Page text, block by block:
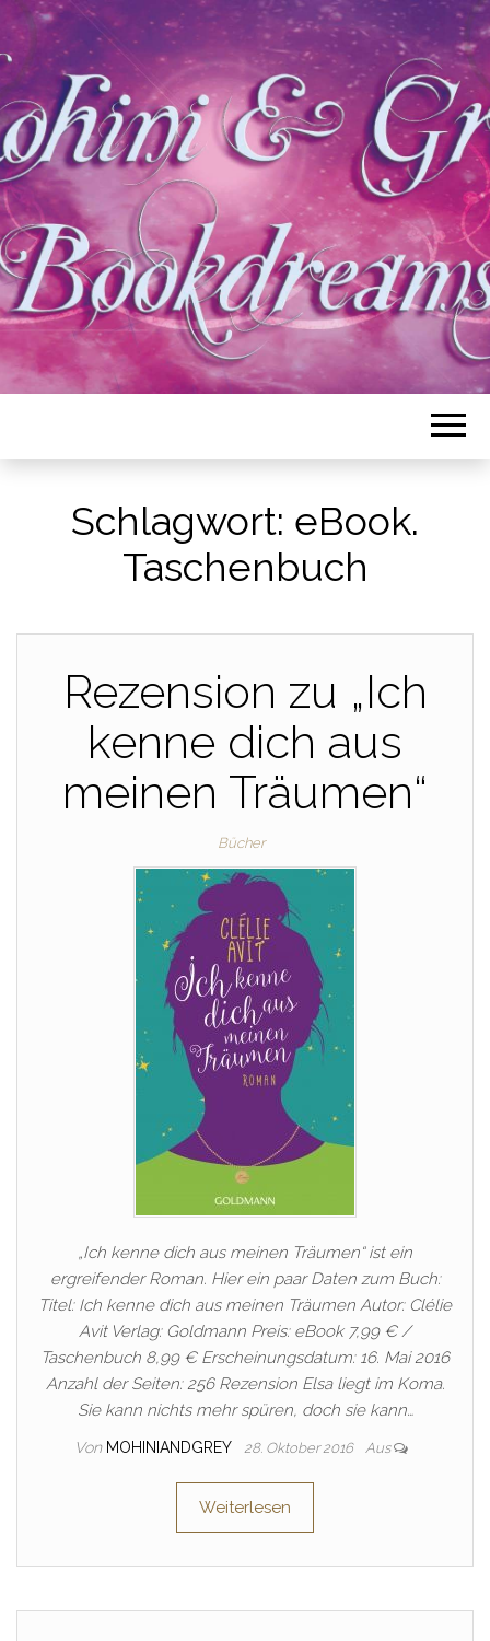
Schlagwort: eBook.
Taschenbuch
Rezension zu „Ich
kenne dich aus
meinen Träumen“
Bücher
„Ich kenne dich aus meinen Träumen“ ist ein
ergreifender Roman. Hier ein paar Daten zum Buch:
Titel: Ich kenne dich aus meinen Träumen Autor: Clélie
Avit Verlag: Goldmann Preis: eBook 7,99 € /
Taschenbuch 8,99 € Erscheinungsdatum: 16. Mai 2016
Anzahl der Seiten: 256 Rezension Elsa liegt im Koma.
Sie kann nichts mehr spüren, doch sie kann…
Von MOHINIANDGREY 28. Oktober 2016 Aus
Weiterlesen